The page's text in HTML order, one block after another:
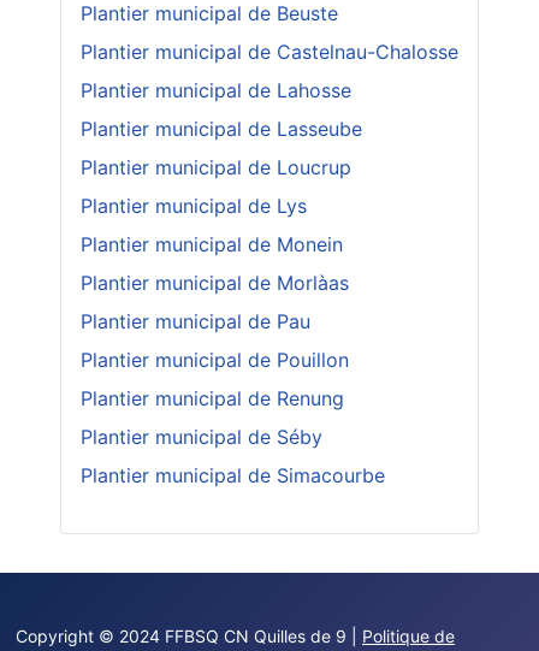
Plantier municipal de Beuste
Plantier municipal de Castelnau-Chalosse
Plantier municipal de Lahosse
Plantier municipal de Lasseube
Plantier municipal de Loucrup
Plantier municipal de Lys
Plantier municipal de Monein
Plantier municipal de Morlàas
Plantier municipal de Pau
Plantier municipal de Pouillon
Plantier municipal de Renung
Plantier municipal de Séby
Plantier municipal de Simacourbe
Copyright © 2024 FFBSQ CN Quilles de 9 | Politique de